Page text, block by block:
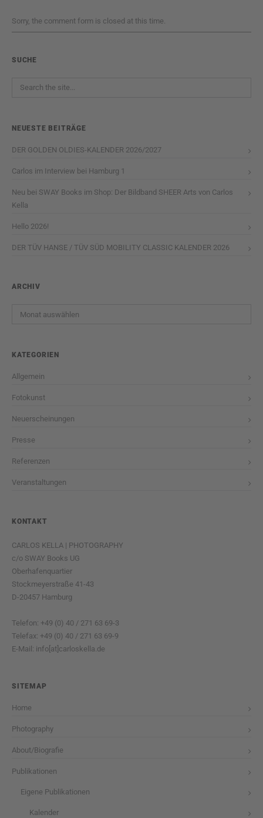
Sorry, the comment form is closed at this time.
SUCHE
NEUESTE BEITRÄGE
DER GOLDEN OLDIES-KALENDER 2026/2027
Carlos im Interview bei Hamburg 1
Neu bei SWAY Books im Shop: Der Bildband SHEER Arts von Carlos
Kella
Hello 2026!
DER TÜV HANSE / TÜV SÜD MOBILITY CLASSIC KALENDER 2026
ARCHIV
Archiv
KATEGORIEN
Allgemein
Fotokunst
Neuerscheinungen
Presse
Referenzen
Veranstaltungen
KONTAKT
CARLOS KELLA | PHOTOGRAPHY
c/o SWAY Books UG
Oberhafenquartier
Stockmeyerstraße 41-43
D-20457 Hamburg
Telefon: +49 (0) 40 / 271 63 69-3
Telefax: +49 (0) 40 / 271 63 69-9
E-Mail: info[at]carloskella.de
SITEMAP
Home
Photography
About/Biografie
Publikationen
Eigene Publikationen
Kalender